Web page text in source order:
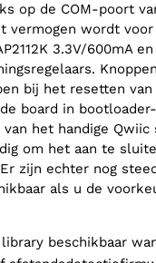
op de COM-poort
vermogen wordt voor
3.3V/600mA
bij het resetten
board in
het handige Qwiic
om het aan te
zijn echter nog
als u de
beschikbaar